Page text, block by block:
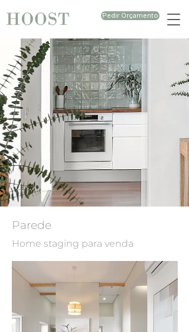
Pedir Orçamento
Parede
Home staging para venda